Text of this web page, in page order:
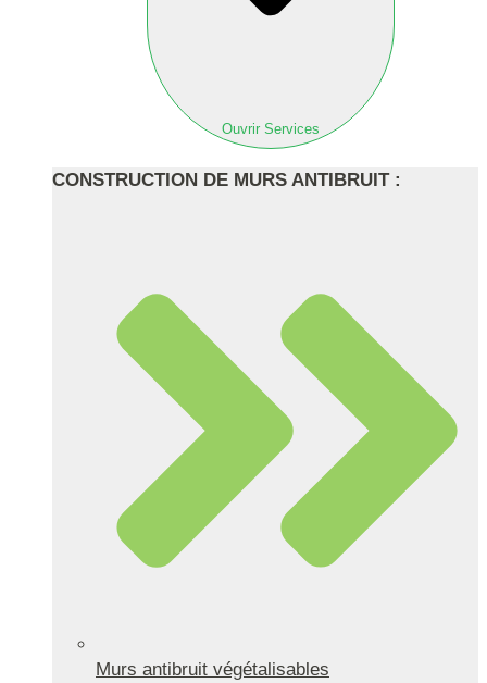
Ouvrir Services
CONSTRUCTION DE MURS ANTIBRUIT :
Murs antibruit végétalisables